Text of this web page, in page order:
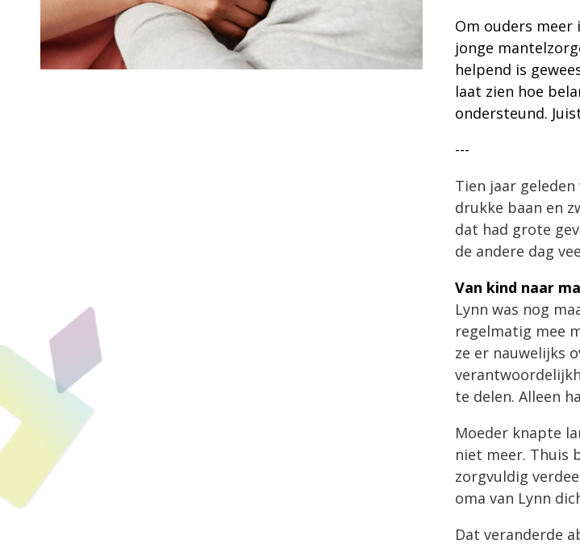
Om ouders meer
jonge
helpend is
laat zien hoe
ondersteund.
---
Tien jaar
drukke baan en
dat had grote
de andere dag
Van kind naar
Lynn was nog
regelmatig mee
ze er nauwelijks
te delen. Alleen
Moeder knapte
niet meer. Thuis
zorgvuldig
oma van Lynn
Dat veranderde